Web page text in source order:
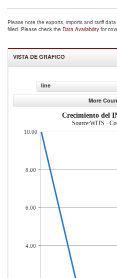
Please note the exports, imports and tariff
filled. Please check the Data Availability for
VISTA DE GRÁFICO
line
More
Crecimiento del
Source:WITS -
10.00
8.00
6.00
4.00